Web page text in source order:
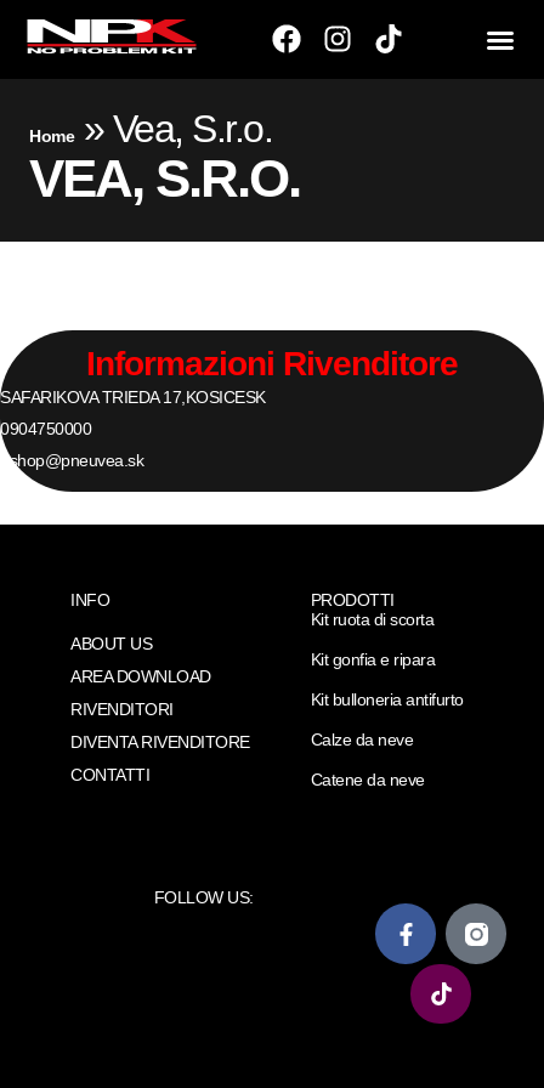
Home»Vea, S.r.o.
VEA, S.R.O.
Informazioni Rivenditore
SAFARIKOVA TRIEDA 17, KOSICESK
0904750000
eshop@pneuvea.sk
INFO
ABOUT US
AREA DOWNLOAD
RIVENDITORI
DIVENTA RIVENDITORE
CONTATTI
PRODOTTI
Kit ruota di scorta
Kit gonfia e ripara
Kit bulloneria antifurto
Calze da neve
Catene da neve
FOLLOW US: